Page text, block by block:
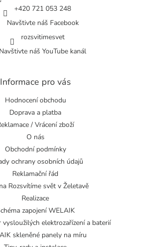
+420 721 053 248
Navštivte náš Facebook
rozsvitimesvet
Navštivte náš YouTube kanál
Informace pro vás
Hodnocení obchodu
Doprava a platba
/ Vrácení zboží
O nás
Obchodní podmínky
ochrany osobních údajů
Reklamační řád
Rozsvítíme svět v Želetavě
Realizace
zapojení WELAIK
elektrozařízení a baterií
skleněné panely na míru